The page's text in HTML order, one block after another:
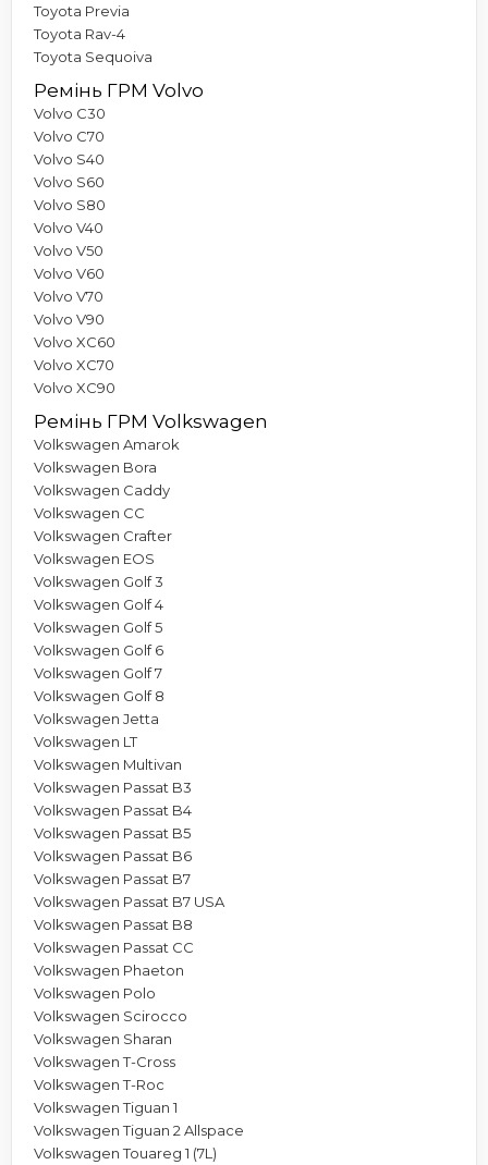
Toyota Previa
Toyota Rav-4
Toyota Sequoiva
Ремінь ГРМ Volvo
Volvo C30
Volvo C70
Volvo S40
Volvo S60
Volvo S80
Volvo V40
Volvo V50
Volvo V60
Volvo V70
Volvo V90
Volvo XC60
Volvo XC70
Volvo XC90
Ремінь ГРМ Volkswagen
Volkswagen Amarok
Volkswagen Bora
Volkswagen Caddy
Volkswagen CC
Volkswagen Crafter
Volkswagen EOS
Volkswagen Golf 3
Volkswagen Golf 4
Volkswagen Golf 5
Volkswagen Golf 6
Volkswagen Golf 7
Volkswagen Golf 8
Volkswagen Jetta
Volkswagen LT
Volkswagen Multivan
Volkswagen Passat B3
Volkswagen Passat B4
Volkswagen Passat B5
Volkswagen Passat B6
Volkswagen Passat B7
Volkswagen Passat B7 USA
Volkswagen Passat B8
Volkswagen Passat CC
Volkswagen Phaeton
Volkswagen Polo
Volkswagen Scirocco
Volkswagen Sharan
Volkswagen T-Cross
Volkswagen T-Roc
Volkswagen Tiguan 1
Volkswagen Tiguan 2 Allspace
Volkswagen Touareg 1 (7L)